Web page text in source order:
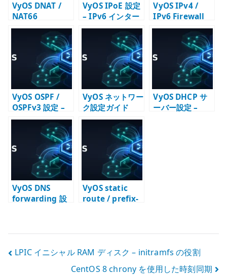
VyOS DNAT /
NAT66
destination 設
定 – 公開サービ
スへの転送と
Firewall
VyOS IPoE 設定
– IPv6 インター
ネット接続の基
VyOS IPv4 /
IPv6 Firewall
設定 – input /
forward の責務
VyOS OSPF /
OSPFv3 設定 –
IPv4 / IPv6 の動
的ルーティング
を設計する
VyOS ネットワー
ク設定ガイド
VyOS DHCP サ
ーバー設定 –
VyOS DNS
forwarding 設
決を設計する
VyOS static
route / prefix-
ける
投
LPIC イニシャル RAM ディスク – initramfs の役割
CentOS 8 chrony を使用した時刻同期